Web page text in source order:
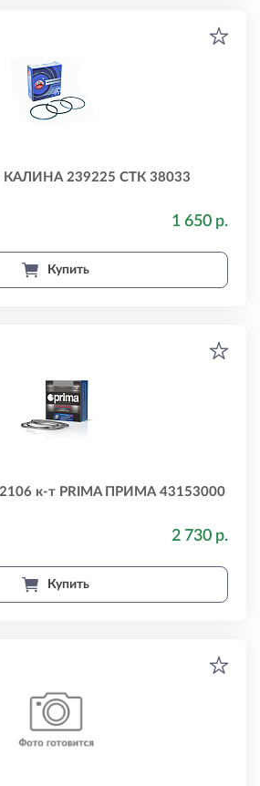
КАЛИНА 239225 СТК 38033
1 650 р.
Купить
к-т PRIMA ПРИМА 43153000
2 730 р.
Купить